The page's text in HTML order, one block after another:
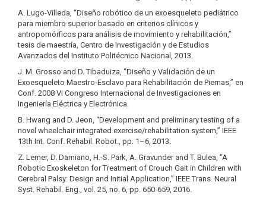
A. Lugo-Villeda, “Diseño robótico de un exoesqueleto pediátrico
para miembro superior basado en criterios clínicos y
antropomórficos para análisis de movimiento y rehabilitación,”
tesis de maestría, Centro de Investigación y de Estudios
Avanzados del Instituto Politécnico Nacional, 2013.
J. M. Grosso and D. Tibaduiza, “Diseño y Validación de un
Exoesqueleto Maestro-Esclavo para Rehabilitación de Piernas,” en
Conf. 2008 VI Congreso Internacional de Investigaciones en
Ingeniería Eléctrica y Electrónica.
B. Hwang and D. Jeon, “Development and preliminary testing of a
novel wheelchair integrated exercise/rehabilitation system,” IEEE
13th Int. Conf. Rehabil. Robot., pp. 1–6, 2013.
Z. Lerner, D. Damiano, H.-S. Park, A. Gravunder and T. Bulea, “A
Robotic Exoskeleton for Treatment of Crouch Gait in Children with
Cerebral Palsy: Design and Initial Application,” IEEE Trans. Neural
Syst. Rehabil. Eng., vol. 25, no. 6, pp. 650-659, 2016.